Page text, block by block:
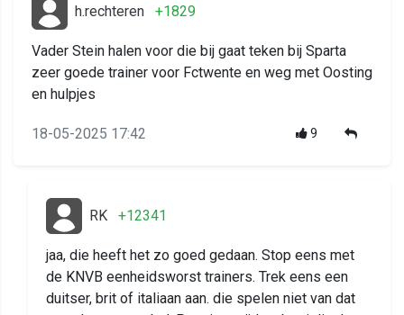
h.rechteren +1829
Vader Stein halen voor die bij gaat teken bij Sparta
zeer goede trainer voor Fctwente en weg met Oosting
en hulpjes
18-05-2025 17:42 9
RK +12341
jaa, die heeft het zo goed gedaan. Stop eens met
de KNVB eenheidsworst trainers. Trek eens een
duitser, brit of italiaan aan. die spelen niet van dat